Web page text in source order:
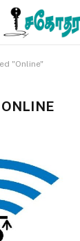
"Online"
ONLINE